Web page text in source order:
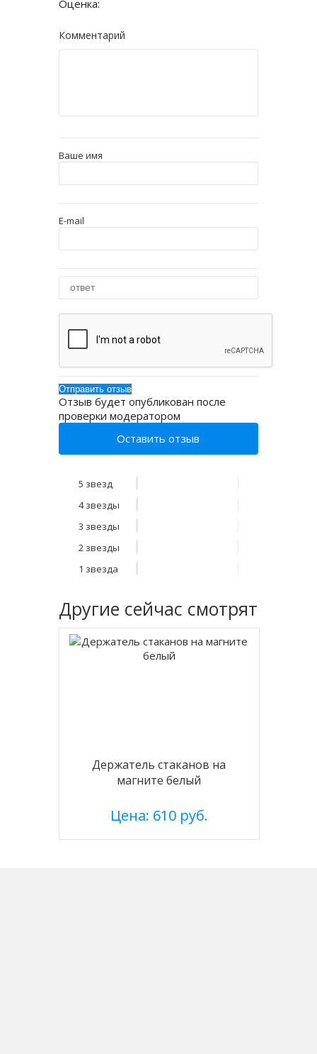
Оценка:
Комментарий
Ваше имя
E-mail
Отзыв будет опубликован после
проверки модератором
Оставить отзыв
5 звезд
4 звезды
3 звезды
2 звезды
1 звезда
Другие сейчас смотрят
Держатель стаканов на
магните белый
Цена: 610 руб.